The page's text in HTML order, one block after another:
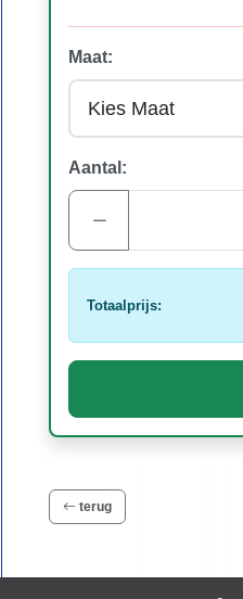
Maat:
Aantal:
Totaalprijs:
terug